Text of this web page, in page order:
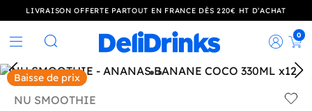
LIVRAISON OFFERTE PARTOUT EN FRANCE DÈS 220€ HT D’ACHAT
Rechercher
0
Baisse de prix
NU SMOOTHIE